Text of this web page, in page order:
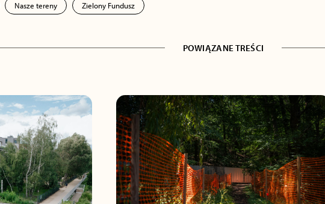
Nasze tereny Zielony Fundusz
POWIĄZANE TREŚCI